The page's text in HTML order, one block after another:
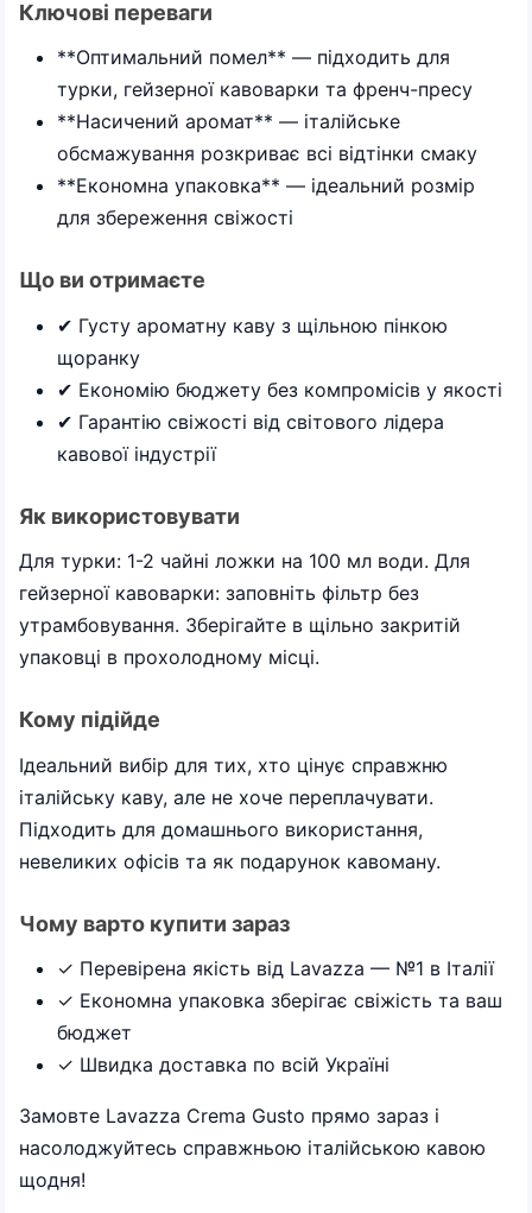
Ключові переваги
**Оптимальний помел** — підходить для
турки, гейзерної кавоварки та френч-пресу
**Насичений аромат** — італійське
обсмажування розкриває всі відтінки смаку
**Економна упаковка** — ідеальний розмір
для збереження свіжості
Що ви отримаєте
✔ Густу ароматну каву з щільною пінкою
щоранку
✔ Економію бюджету без компромісів у якості
✔ Гарантію свіжості від світового лідера
кавової індустрії
Як використовувати
Для турки: 1-2 чайні ложки на 100 мл води. Для
гейзерної кавоварки: заповніть фільтр без
утрамбовування. Зберігайте в щільно закритій
упаковці в прохолодному місці.
Кому підійде
Ідеальний вибір для тих, хто цінує справжню
італійську каву, але не хоче переплачувати.
Підходить для домашнього використання,
невеликих офісів та як подарунок кавоману.
Чому варто купити зараз
✓ Перевірена якість від Lavazza — №1 в Італії
✓ Економна упаковка зберігає свіжість та ваш
бюджет
✓ Швидка доставка по всій Україні
Замовте Lavazza Crema Gusto прямо зараз і
насолоджуйтесь справжньою італійською кавою
щодня!